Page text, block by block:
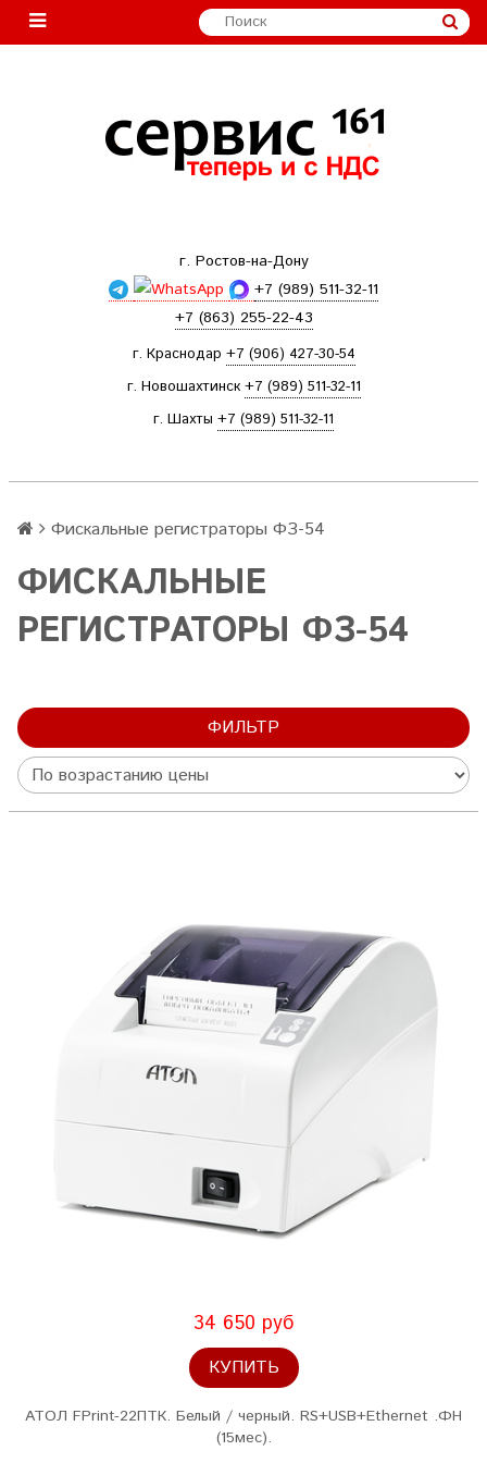
г. Ростов-на-Дону
+7 (989) 511-32-11
+7 (863) 255-22-43
г. Краснодар +7 (906) 427-30-54
г. Новошахтинск +7 (989) 511-32-11
г. Шахты +7 (989) 511-32-11
Фискальные регистраторы ФЗ-54
ФИСКАЛЬНЫЕ
РЕГИСТРАТОРЫ ФЗ-54
ФИЛЬТР
34 650 руб
КУПИТЬ
АТОЛ FPrint-22ПТК. Белый / черный. RS+USB+Ethernet .ФН
(15мес).